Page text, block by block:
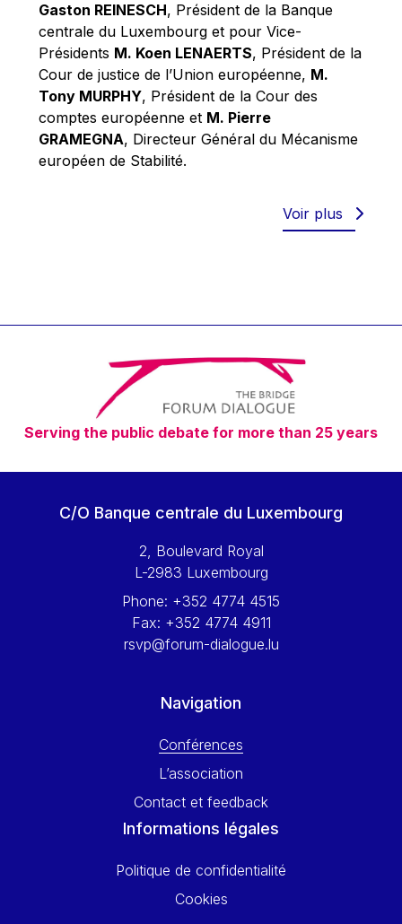
Patrizia Nanz
Philippe Maystadt
Pierre Gramegna
Richard Pelly
Robert Goebbels
Robert REYNDERS
Timothy Radcliffe
Vaclav Klaus
Vassilios Skouris
Vítor Manuel da Silva Caldeira
Viviane Reding
Walter Hagg
Wolfgang Ketterle
Yossi Beillin
Yves FRANCHET
Gaston REINESCH, Président de la Banque
centrale du Luxembourg et pour Vice-
Présidents M. Koen LENAERTS, Président de la
Cour de justice de l’Union européenne, M.
Tony MURPHY, Président de la Cour des
comptes européenne et M. Pierre
GRAMEGNA, Directeur Général du Mécanisme
européen de Stabilité.
Voir plus
Serving the public debate for more than 25 years
C/O Banque centrale du Luxembourg
2, Boulevard Royal
L-2983 Luxembourg
Phone: +352 4774 4515
Fax: +352 4774 4911
rsvp@forum-dialogue.lu
Navigation
Conférences
L’association
Contact et feedback
Informations légales
Politique de confidentialité
Cookies